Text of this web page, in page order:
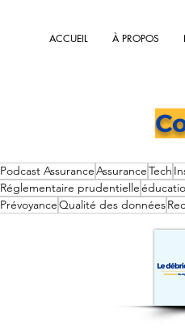
ACCUEIL À PROPOS
Podcast AssuranceAssuranceTech
Réglementaire prudentielle
PrévoyanceQualité des données